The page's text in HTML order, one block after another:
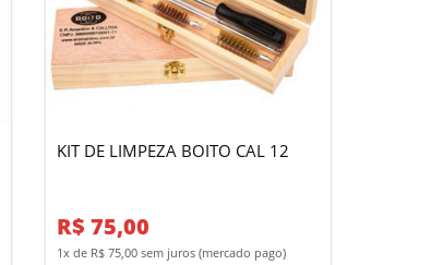
KIT DE LIMPEZA BOITO CAL 12
R$ 75,00
1x de R$ 75,00 sem juros (mercado pago)